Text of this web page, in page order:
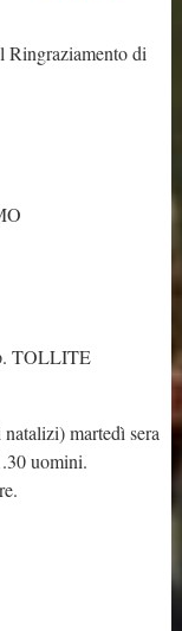
Ringraziamento di
TOLLITE
martedì sera
uomini.